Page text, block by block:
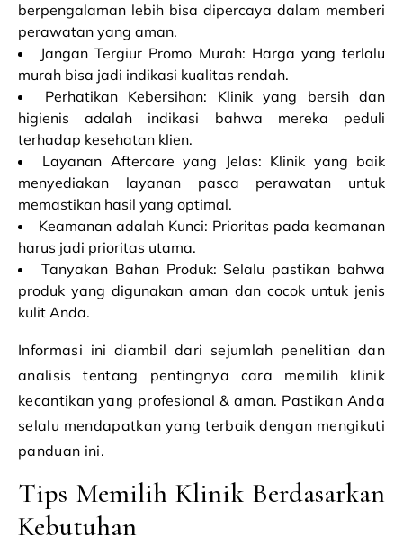
berpengalaman lebih bisa dipercaya dalam memberi
perawatan yang aman.
Jangan Tergiur Promo Murah: Harga yang terlalu
murah bisa jadi indikasi kualitas rendah.
Perhatikan Kebersihan: Klinik yang bersih dan
higienis adalah indikasi bahwa mereka peduli
terhadap kesehatan klien.
Layanan Aftercare yang Jelas: Klinik yang baik
menyediakan layanan pasca perawatan untuk
memastikan hasil yang optimal.
Keamanan adalah Kunci: Prioritas pada keamanan
harus jadi prioritas utama.
Tanyakan Bahan Produk: Selalu pastikan bahwa
produk yang digunakan aman dan cocok untuk jenis
kulit Anda.
Informasi ini diambil dari sejumlah penelitian dan
analisis tentang pentingnya cara memilih klinik
kecantikan yang profesional & aman. Pastikan Anda
selalu mendapatkan yang terbaik dengan mengikuti
panduan ini.
Tips Memilih Klinik Berdasarkan
Kebutuhan